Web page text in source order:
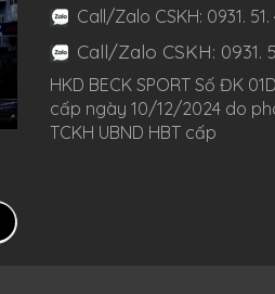
Call/Zalo CSKH: 0931. 51.
Call/Zalo CSKH: 0931.
HKD BECK SPORT Số ĐK
cấp ngày 10/12/2024 do
TCKH UBND HBT cấp